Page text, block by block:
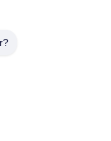
stylo de support
brosse de